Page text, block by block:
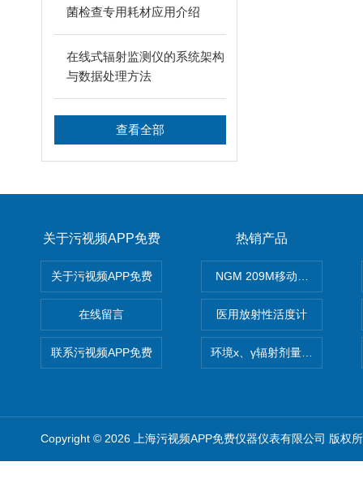
菌检查专用耗材应用介绍
在线式辐射监测仪的系统架构
与数据处理方法
查看全部
关于污视频APP免费
关于污视频APP免费
在线留言
联系污视频APP免费
热销产品
NGM 209M移动式惰性气体
医用放射性活度计
环境x、γ辐射剂量率仪
Copyright © 2026 上海污视频APP免费仪器仪表有限公司 版权